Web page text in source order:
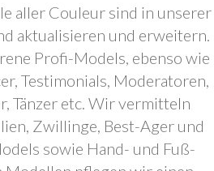
aller Couleur sind in unserer
aktualisieren und erweitern.
Profi-Models, ebenso wie
Testimonials, Moderatoren,
Tänzer etc. Wir vermitteln
Zwillinge, Best-Ager und
sowie Hand- und Fuß-